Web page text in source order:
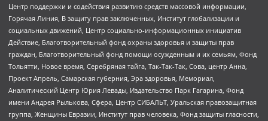
Центр поддержки и содействия развитию средств массовой информации,
Горячая Линия, В защиту прав заключенных, Институт глобализации и
социальных движений, Центр социально-информационных инициатив
Действие, Благотворительный фонд охраны здоровья и защиты прав
граждан, Благотворительный фонд помощи осужденным и их семьям, Фонд
Тольятти, Новое время, Серебряная тайга, Так-Так-Так, Сова, центр Анна,
Проект Апрель, Самарская губерния, Эра здоровья, Мемориал,
Аналитический Центр Юрия Левады, Издательство Парк Гагарина, Фонд
имени Андрея Рылькова, Сфера, Центр СИБАЛЬТ, Уральская правозащитная
группа, Женщины Евразии, Институт прав человека, Фонд защиты гласности,